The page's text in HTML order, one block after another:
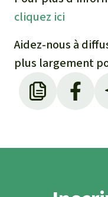
cliquez ici
Aidez-nous à
plus largement